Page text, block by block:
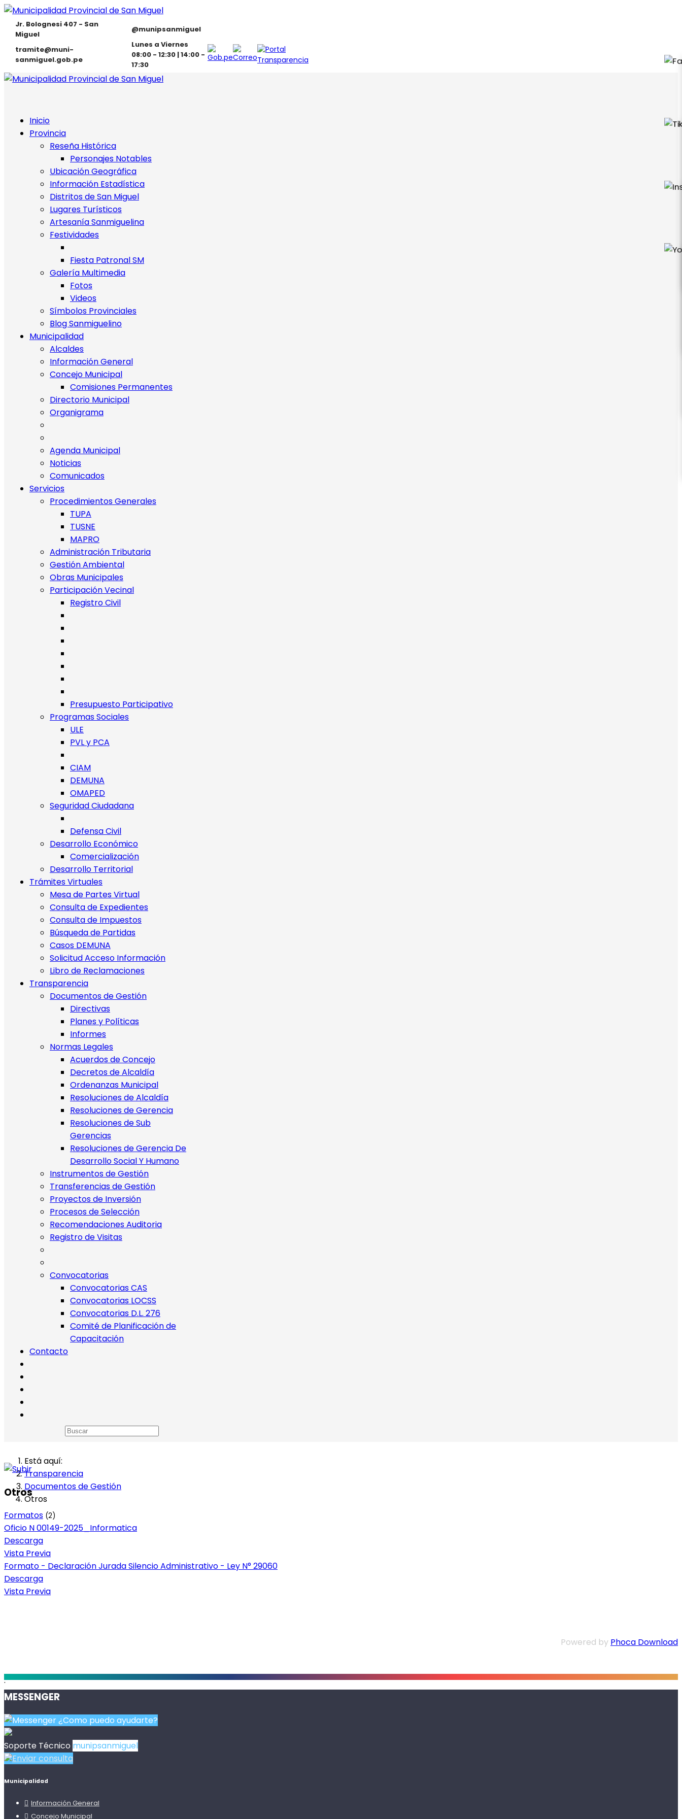
Jr. Bolognesi 407 - San
Miguel
@munipsanmiguel
tramite@muni-
sanmiguel.gob.pe
Lunes a Viernes
08:00 - 12:30 | 14:00 -
17:30
Inicio
Provincia
Reseña Histórica
Personajes Notables
Ubicación Geográfica
Información Estadística
Distritos de San Miguel
Lugares Turísticos
Artesanía Sanmiguelina
Festividades
Fiesta Patronal SM
Galería Multimedia
Fotos
Videos
Símbolos Provinciales
Blog Sanmiguelino
Municipalidad
Alcaldes
Información General
Concejo Municipal
Comisiones Permanentes
Directorio Municipal
Organigrama
Agenda Municipal
Noticias
Comunicados
Servicios
Procedimientos Generales
TUPA
TUSNE
MAPRO
Administración Tributaria
Gestión Ambiental
Obras Municipales
Participación Vecinal
Registro Civil
Presupuesto Participativo
Programas Sociales
ULE
PVL y PCA
CIAM
DEMUNA
OMAPED
Seguridad Ciudadana
Defensa Civil
Desarrollo Económico
Comercialización
Desarrollo Territorial
Trámites Virtuales
Mesa de Partes Virtual
Consulta de Expedientes
Consulta de Impuestos
Búsqueda de Partidas
Casos DEMUNA
Solicitud Acceso Información
Libro de Reclamaciones
Transparencia
Documentos de Gestión
Directivas
Planes y Políticas
Informes
Normas Legales
Acuerdos de Concejo
Decretos de Alcaldía
Ordenanzas Municipal
Resoluciones de Alcaldía
Resoluciones de Gerencia
Resoluciones de Sub
Gerencias
Resoluciones de Gerencia De
Desarrollo Social Y Humano
Instrumentos de Gestión
Transferencias de Gestión
Proyectos de Inversión
Procesos de Selección
Recomendaciones Auditoria
Registro de Visitas
Convocatorias
Convocatorias CAS
Convocatorias LOCSS
Convocatorias D.L. 276
Comité de Planificación de
Capacitación
Contacto
Está aquí:
Transparencia
Documentos de Gestión
Otros
Otros
Formatos (2)
Oficio N 00149-2025_Informatica
Descarga
Vista Previa
Formato - Declaración Jurada Silencio Administrativo - Ley N° 29060
Descarga
Vista Previa
Powered by Phoca Download
.
MESSENGER
¿Como puedo ayudarte?
Soporte Técnico munipsanmiguel
Enviar consulta
Municipalidad
Información General
Concejo Municipal